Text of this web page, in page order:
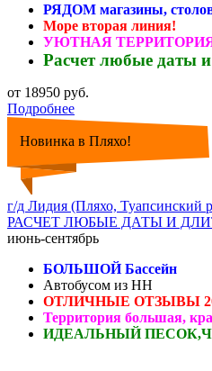
РЯДОМ магазины,
Море вторая линия!
УЮТНАЯ
Расчет любые даты и
от 18950 руб.
Подробнее
Новинка в Пляхо!
г/д Лидия (Пляхо,
РАСЧЕТ ЛЮБЫЕ ДАТЫ И
июнь-сентябрь
БОЛЬШОЙ Бассейн
Автобусом из НН
ОТЛИЧНЫЕ ОТЗЫВЫ
Территория большая,
ИДЕАЛЬНЫЙ